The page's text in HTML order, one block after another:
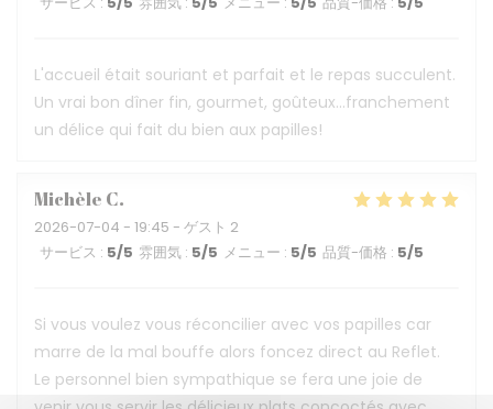
L'accueil était souriant et parfait et le repas succulent.
Un vrai bon dîner fin, gourmet, goûteux...franchement
un délice qui fait du bien aux papilles!
Michèle C
2026-07-04 - 19:45 - ゲスト 2
サービス : 5/5 雰囲気 : 5/5 メニュー : 5/5 品質-価格 : 5/5
Si vous voulez vous réconcilier avec vos papilles car
marre de la mal bouffe alors foncez direct au Reflet.
Le personnel bien sympathique se fera une joie de